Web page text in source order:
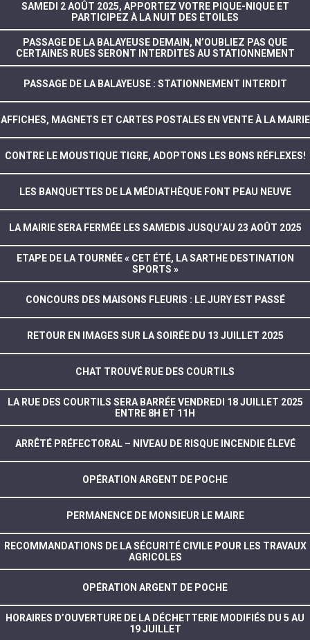
SAMEDI 2 AOÛT 2025, APPORTEZ VOTRE PIQUE-NIQUE ET
PARTICIPEZ À LA NUIT DES ÉTOILES
PASSAGE DE LA BALAYEUSE DEMAIN, N’OUBLIEZ PAS QUE
CERTAINES RUES SERONT INTERDITES AU STATIONNEMENT
PASSAGE DE LA BALAYEUSE : STATIONNEMENT INTERDIT
AFFICHES, MAGNETS ET CARTES POSTALES EN VENTE À LA MAIRIE
CONTRE LE MOUSTIQUE TIGRE, ADOPTONS LES BONS RÉFLEXES!
LES BANQUETTES DE LA MÉDIATHÈQUE FONT PEAU NEUVE
LA MAIRIE SERA FERMÉE LES SAMEDIS JUSQU’AU 23 AOÛT 2025
ETAPE DE LA TOURNÉE « CET ÉTÉ, LA SARTHE DESTINATION
SPORTS »
CONCOURS DES MAISONS FLEURIS : LE JURY EST PASSÉ
RETOUR EN IMAGES SUR LA SOIRÉE DU 13 JUILLET 2025
CHAT TROUVÉ RUE DES COURTILS
LA RUE DES COURTILS SERA BARRÉE VENDREDI 18 JUILLET 2025
ENTRE 8H ET 11H
ARRÊTÉ PRÉFECTORAL – NIVEAU DE RISQUE INCENDIE ÉLEVÉ
OPÉRATION ARGENT DE POCHE
PERMANENCE DE MONSIEUR LE MAIRE
RECOMMANDATIONS DE LA SÉCURITÉ CIVILE POUR LES TRAVAUX
AGRICOLES
OPÉRATION ARGENT DE POCHE
HORAIRES D’OUVERTURE DE LA DÉCHETTERIE MODIFIÉS DU 5 AU
19 JUILLET